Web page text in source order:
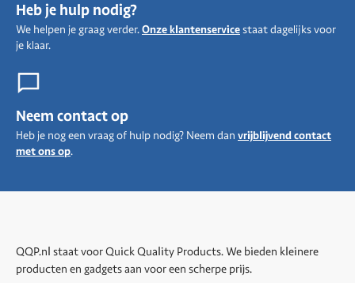
Heb je hulp nodig?
We helpen je graag verder.Onze klantenservicestaat dagelijks voor
je klaar.
Neem contact op
Heb je nog een vraag of hulp nodig? Neem dan vrijblijvend contact
met ons op.
QQP.nl staat voor Quick Quality Products. We bieden kleinere
producten en gadgets aan voor een scherpe prijs.